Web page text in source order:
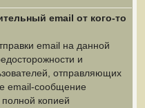
email от кого-то
email на данной
и
отправляющих
email-сообщение
копией